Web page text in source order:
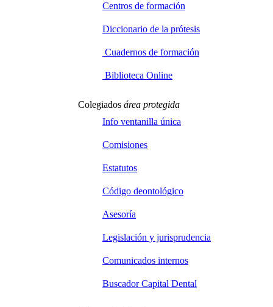
Centros de formación
Diccionario de la prótesis
Cuadernos de formación
Biblioteca Online
Colegiados área protegida
Info ventanilla única
Comisiones
Estatutos
Código deontológico
Asesoría
Legislación y jurisprudencia
Comunicados internos
Buscador Capital Dental